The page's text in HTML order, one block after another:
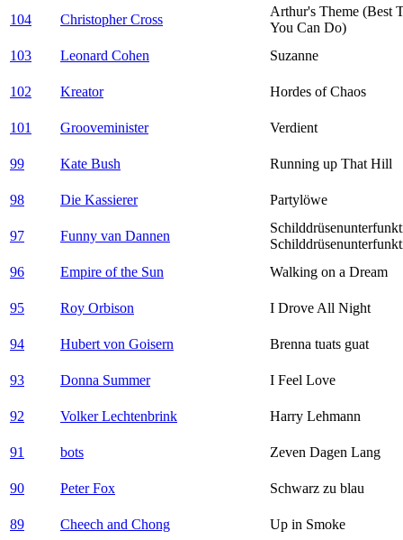
104
Christopher Cross
Arthur's Theme (Best
You Can Do)
103
Leonard Cohen Suzanne
102 Kreator Hordes of Chaos
101 Grooveminister Verdient
99 Kate Bush Running up That Hill
98 Die Kassierer Partylöwe
97 Funny van Dannen
96
Empire of the Sun Walking on a Dream
95 Roy Orbison I Drove All Night
94 Hubert von Goisern Brenna tuats guat
93 Donna Summer I Feel Love
92 Volker Lechtenbrink Harry Lehmann
91 bots Zeven Dagen Lang
90 Peter Fox Schwarz zu blau
89 Cheech and Chong Up in Smoke